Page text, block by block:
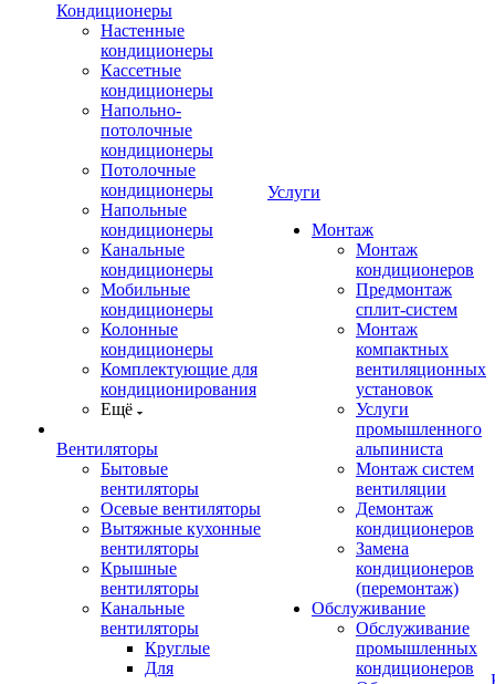
Кондиционеры
Настенные
кондиционеры
Кассетные
кондиционеры
Напольно-
потолочные
кондиционеры
Потолочные
кондиционеры
Напольные
кондиционеры
Канальные
кондиционеры
Мобильные
кондиционеры
Колонные
кондиционеры
Комплектующие для
кондиционирования
Ещё
Вентиляторы
Бытовые
вентиляторы
Осевые вентиляторы
Вытяжные кухонные
вентиляторы
Крышные
вентиляторы
Канальные
вентиляторы
Круглые
Для
Услуги
Монтаж
Монтаж
кондиционеров
Предмонтаж
сплит-систем
Монтаж
компактных
вентиляционных
установок
Услуги
промышленного
альпиниста
Монтаж систем
вентиляции
Демонтаж
кондиционеров
Замена
кондиционеров
(перемонтаж)
Обслуживание
Обслуживание
промышленных
кондиционеров